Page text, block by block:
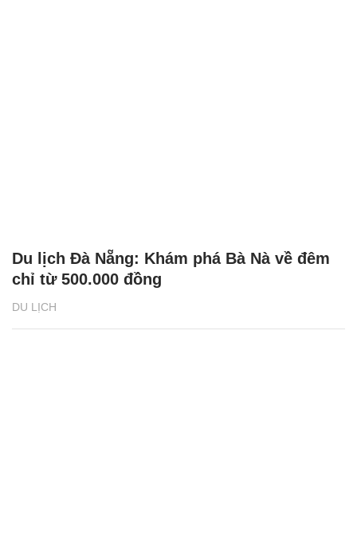
DU LỊCH
Du lịch Đà Nẵng: Khám phá Bà Nà về đêm
chỉ từ 500.000 đồng